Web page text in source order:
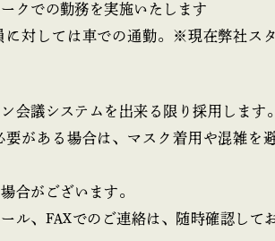
クでの勤務を実施いたします
に対しては車での通勤。※現在弊社ス
会議システムを出来る限り採用します。
要がある場合は、マスク着用や混雑を
合がございます。
ル、FAXでのご連絡は、随時確認して